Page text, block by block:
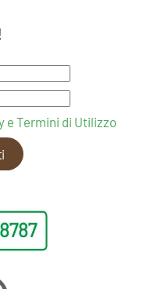
e Termini di Utilizzo